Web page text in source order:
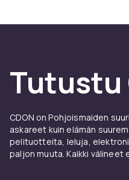
Tutustu
CDON on Pohjoismaiden
askareet kuin elämän
pelituotteita, leluja,
paljon muuta. Kaikki välineet